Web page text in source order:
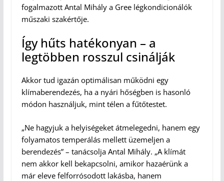
fogalmazott Antal Mihály a Gree légkondicionálók
műszaki szakértője.
Így hűts hatékonyan – a
legtöbben rosszul csinálják
Akkor tud igazán optimálisan működni egy
klímaberendezés, ha a nyári hőségben is hasonló
módon használjuk, mint télen a fűtőtestet.
„Ne hagyjuk a helyiségeket átmelegedni, hanem egy
folyamatos temperálás mellett üzemeljen a
berendezés” – tanácsolja Antal Mihály. „A klímát
nem akkor kell bekapcsolni, amikor hazaérünk a
már eleve felforrósodott lakásba, hanem